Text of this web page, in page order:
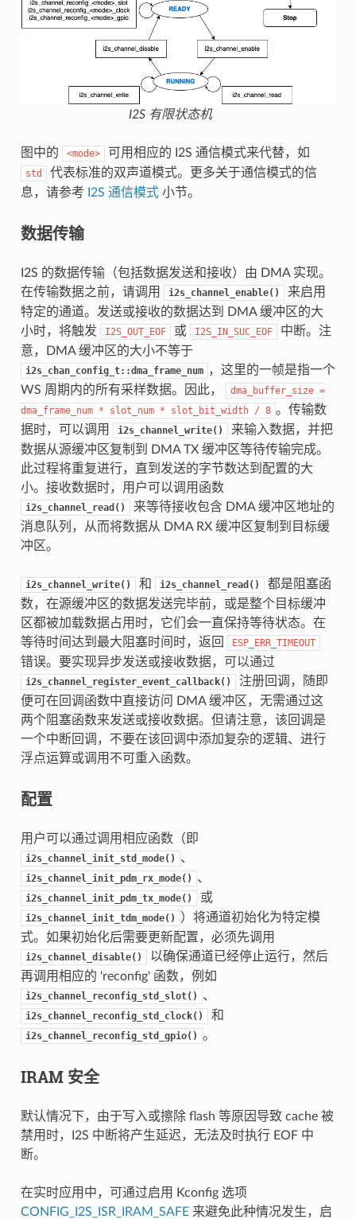
I2S 有限状态机
图中的 <mode> 可用相应的 I2S 通信模式来代替，如
std
代表标准的双声道模式。更多关于通信模式的信
息，请参考
I2S 通信模式小节。
数据传输
I2S 的数据传输（包括数据发送和接收）由 DMA 实现。
在传输数据之前，请调用
i2s_channel_enable()
来启用
特定的通道。发送或接收的数据达到 DMA 缓冲区的大
小时，将触发
I2S_OUT_EOF 或 I2S_IN_SUC_EOF
中断。注
意，DMA 缓冲区的大小不等于
i2s_chan_config_t::dma_frame_num ，这里的一帧是指一个
WS 周期内的所有采样数据。因此，
dma_buffer_size =
dma_frame_num * slot_num * slot_bit_width / 8 。传输数
据时，可以调用
i2s_channel_write()
来输入数据，并把
数据从源缓冲区复制到 DMA TX 缓冲区等待传输完成。
此过程将重复进行，直到发送的字节数达到配置的大
小。接收数据时，用户可以调用函数
i2s_channel_read()
来等待接收包含 DMA 缓冲区地址的
消息队列，从而将数据从 DMA RX 缓冲区复制到目标缓
冲区。
i2s_channel_write() 和 i2s_channel_read()
都是阻塞函
数，在源缓冲区的数据发送完毕前，或是整个目标缓冲
区都被加载数据占用时，它们会一直保持等待状态。在
等待时间达到最大阻塞时间时，返回
ESP_ERR_TIMEOUT
错误。要实现异步发送或接收数据，可以通过
i2s_channel_register_event_callback()
注册回调，随即
便可在回调函数中直接访问 DMA 缓冲区，无需通过这
两个阻塞函数来发送或接收数据。但请注意，该回调是
一个中断回调，不要在该回调中添加复杂的逻辑、进行
浮点运算或调用不可重入函数。
配置
用户可以通过调用相应函数（即
i2s_channel_init_std_mode() 、
i2s_channel_init_pdm_rx_mode() 、
i2s_channel_init_pdm_tx_mode() 或
i2s_channel_init_tdm_mode()
）将通道初始化为特定模
式。如果初始化后需要更新配置，必须先调用
i2s_channel_disable()
以确保通道已经停止运行，然后
再调用相应的 'reconfig' 函数，例如
i2s_channel_reconfig_std_slot() 、
i2s_channel_reconfig_std_clock() 和
i2s_channel_reconfig_std_gpio() 。
IRAM 安全
默认情况下，由于写入或擦除 flash 等原因导致 cache 被
禁用时，I2S 中断将产生延迟，无法及时执行 EOF 中
断。
在实时应用中，可通过启用 Kconfig 选项
CONFIG_I2S_ISR_IRAM_SAFE来避免此种情况发生，启